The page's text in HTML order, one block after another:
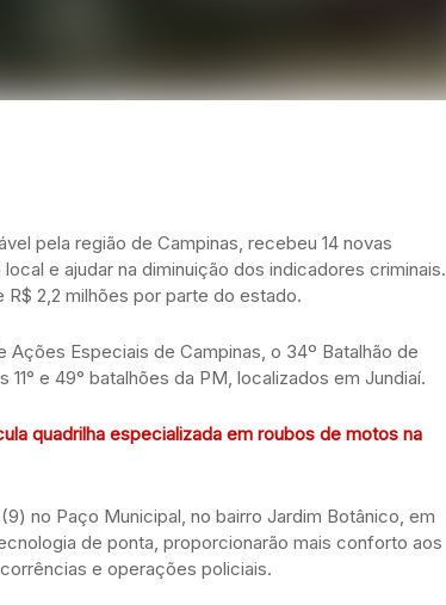
pela região de Campinas, recebeu 14 novas
e ajudar na diminuição dos indicadores criminais.
2,2 milhões por parte do estado.
Ações Especiais de Campinas, o 34º Batalhão de
e 49° batalhões da PM, localizados em Jundiaí.
quadrilha especializada em roubos de motos na
no Paço Municipal, no bairro Jardim Botânico, em
de ponta, proporcionarão mais conforto aos
e operações policiais.